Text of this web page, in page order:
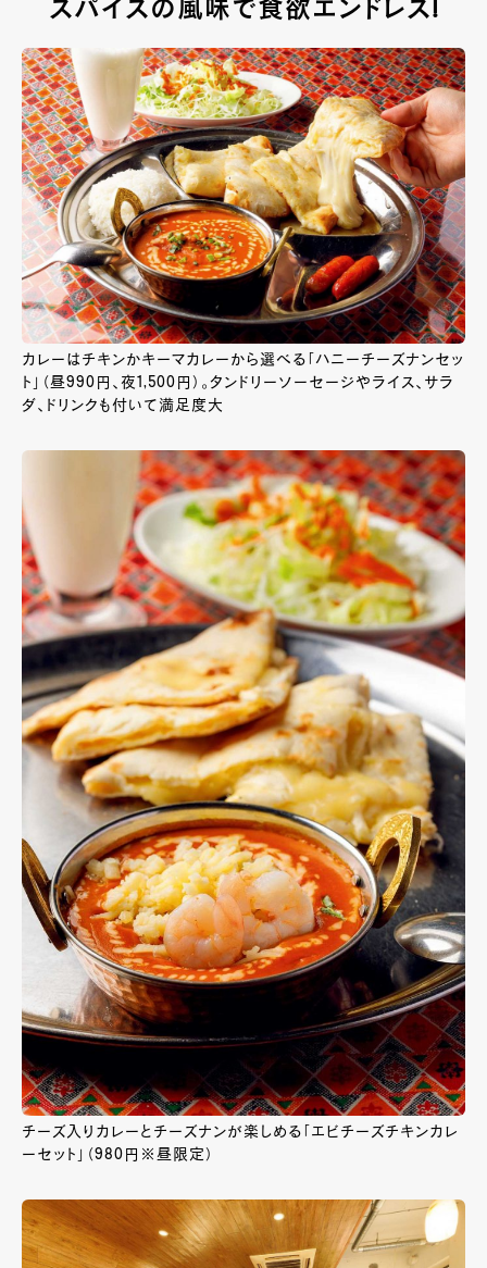
スパイスの風味で食欲エンドレス!
カレーはチキンかキーマカレーから選べる「ハニーチーズナンセッ
ト」（昼990円、夜1,500円）。タンドリーソーセージやライス、サラ
ダ、ドリンクも付いて満足度大
チーズ入りカレーとチーズナンが楽しめる「エビチーズチキンカレ
ーセット」（980円※昼限定）